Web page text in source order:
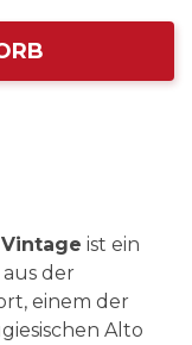
ist ein
der
einem der
Alto